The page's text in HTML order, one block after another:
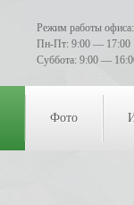
Режим работы офиса:
Пн-Пт: 9:00 — 17:00
Суббота: 9:00 —
Фото